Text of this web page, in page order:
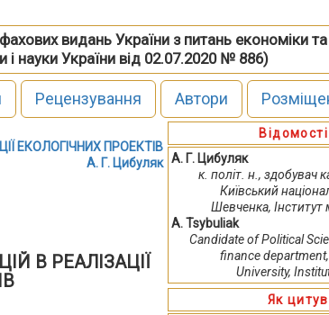
видань України з питань економіки
і науки України від 02.07.2020 № 886)
Рецензування Автори
ЕКОЛОГІЧНИХ ПРОЕКТІВ
А. Г. Цибуляк
В РЕАЛІЗАЦІЇ
А. Г. Цибуляк
к. політ. н., здобувач
Київський
Шевченка, Інститут
A. Tsybuliak
Сandidate of Political
finance
University,
Як